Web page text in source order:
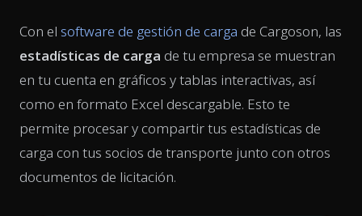
Con el software de gestión de carga de Cargoson, las
estadísticas de carga de tu empresa se muestran
en tu cuenta en gráficos y tablas interactivas, así
como en formato Excel descargable. Esto te
permite procesar y compartir tus estadísticas de
carga con tus socios de transporte junto con otros
documentos de licitación.